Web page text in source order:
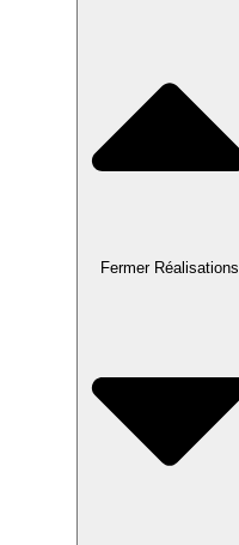
Fermer Réalisations